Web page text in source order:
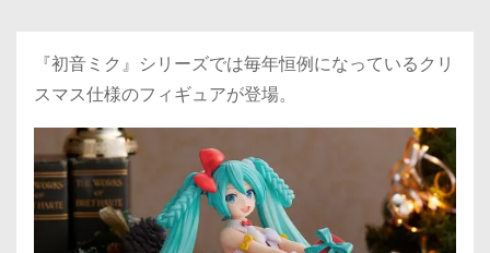
『初音ミク』シリーズでは毎年恒例になっているクリ
スマス仕様のフィギュアが登場。